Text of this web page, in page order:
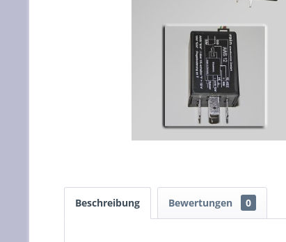
Beschreibung Bewertungen 0